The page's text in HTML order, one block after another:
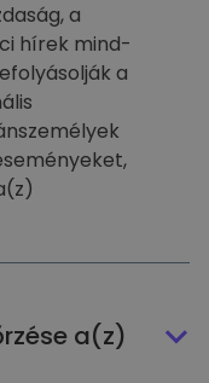
a
hírek mind-
a
a(z)